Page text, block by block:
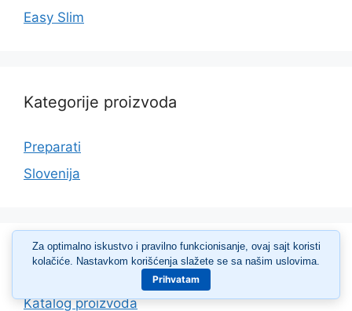
Za optimalno iskustvo i pravilno funkcionisanje, ovaj sajt koristi
kolačiće. Nastavkom korišćenja slažete se sa našim uslovima.
Prihvatam
Easy Slim
Kategorije proizvoda
Preparati
Slovenija
Katalog
Katalog proizvoda